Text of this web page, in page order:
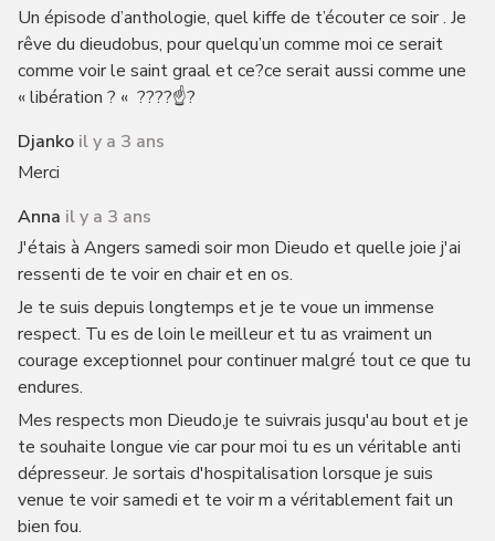
Un épisode d’anthologie, quel kiffe de t’écouter ce soir . Je
rêve du dieudobus, pour quelqu’un comme moi ce serait
comme voir le saint graal et ce?ce serait aussi comme une
« libération ? « ????☝️?
Djanko il y a 3 ans
Merci
Anna il y a 3 ans
J'étais à Angers samedi soir mon Dieudo et quelle joie j'ai
ressenti de te voir en chair et en os.
Je te suis depuis longtemps et je te voue un immense
respect. Tu es de loin le meilleur et tu as vraiment un
courage exceptionnel pour continuer malgré tout ce que tu
endures.
Mes respects mon Dieudo,je te suivrais jusqu'au bout et je
te souhaite longue vie car pour moi tu es un véritable anti
dépresseur. Je sortais d'hospitalisation lorsque je suis
venue te voir samedi et te voir m a véritablement fait un
bien fou.